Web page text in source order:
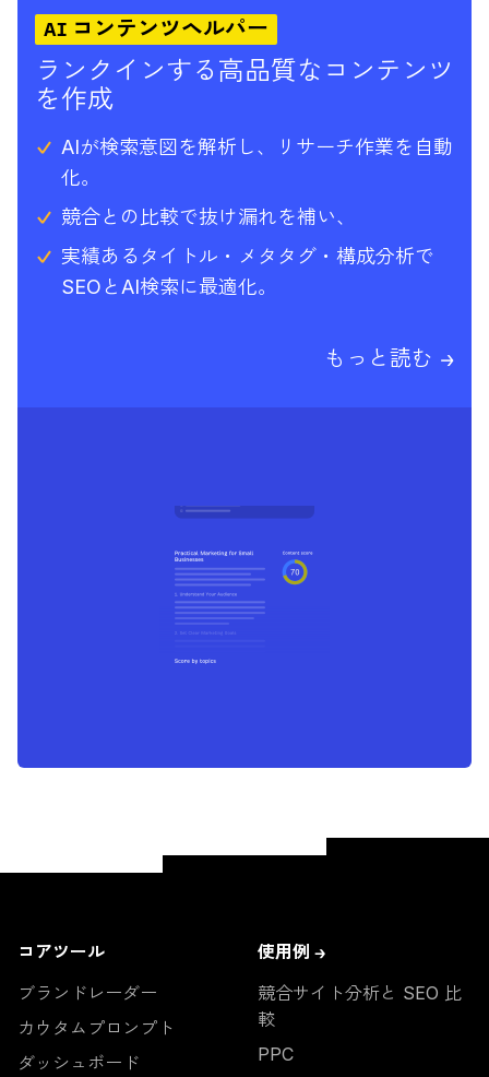
AI コンテンツヘルパー
ランクインする高品質なコンテンツ
を作成
AIが検索意図を解析し、リサーチ作業を自動
化。
競合との比較で抜け漏れを補い、
実績あるタイトル・メタタグ・構成分析で
SEOとAI検索に最適化。
もっと読む →
コアツール
ブランドレーダー
カウタムプロンプト
ダッシュボード
使用例 →
競合サイト分析と SEO 比
較
PPC